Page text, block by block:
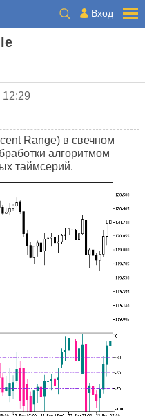
Вход
12:29
Range) в свечном
алгоритмом
таймсерий.